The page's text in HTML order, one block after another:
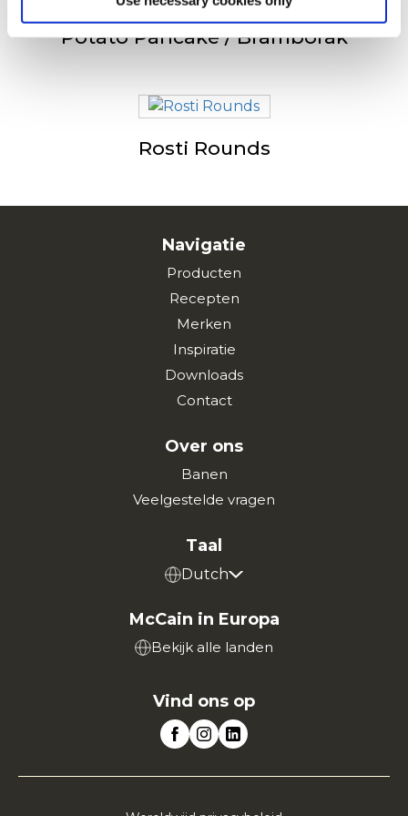
Potato Pancake / Bramborak
Rosti Rounds
Navigatie
Producten
Recepten
Merken
Inspiratie
Downloads
Contact
Over ons
Banen
Veelgestelde vragen
Taal
Dutch
McCain in Europa
Bekijk alle landen
Vind ons op